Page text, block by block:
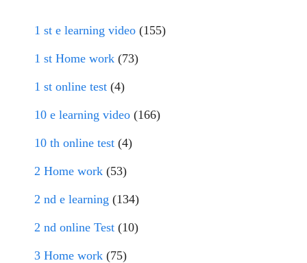
1 st e learning video (155)
1 st Home work (73)
1 st online test (4)
10 e learning video (166)
10 th online test (4)
2 Home work (53)
2 nd e learning (134)
2 nd online Test (10)
3 Home work (75)